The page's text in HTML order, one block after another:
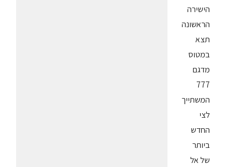
הישירה
הראשונה
תצא
במטוס
מדגם
777
המשתייך
לצי
החדש
ביותר
של אל